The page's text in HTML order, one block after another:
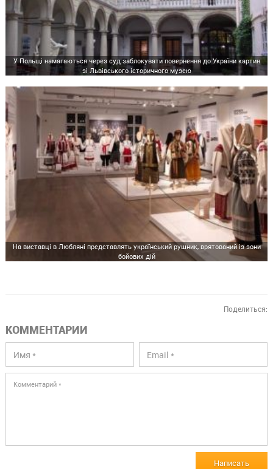
У Польщі намагаються через суд заблокувати повернення до України картин
зі Львівського історичного музею
На виставці в Любляні представлять український рушник, врятований із зони
бойових дій
Поделиться:
КОММЕНТАРИИ
Написать